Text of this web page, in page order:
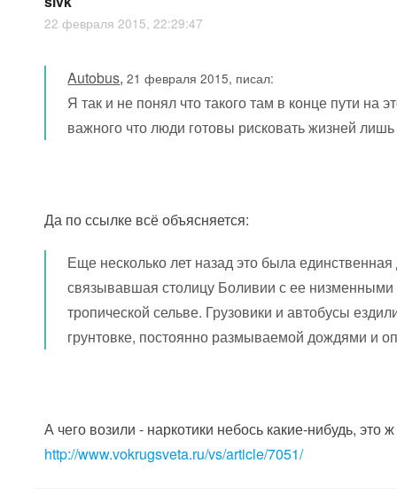
22 февраля 2015, 22:29:47
Autobus,21 февраля 2015, писал:
Я так и не понял что такого там в конце пути на
важного что люди готовы рисковать жизней
Да по ссылке всё объясняется:
Еще несколько лет назад это была единственная
связывавшая столицу Боливии с ее
тропической сельве. Грузовики и автобусы
грунтовке, постоянно размываемой дождями и
А чего возили - наркотики небось какие-нибудь, это
http://www.vokrugsveta.ru/vs/article/7051/